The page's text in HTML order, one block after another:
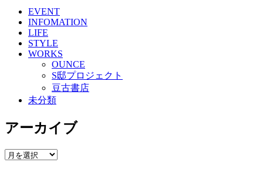
EVENT
INFOMATION
LIFE
STYLE
WORKS
OUNCE
S邸プロジェクト
豆古書店
未分類
アーカイブ
ア